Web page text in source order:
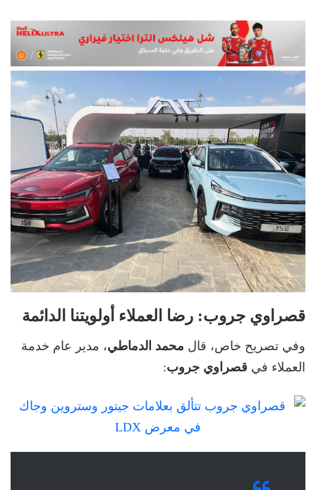
قصراوي جروب: رضا العملاء أولويتنا الدائمة
وفي تصريح خاص، قال محمد الدماطي، مدير عام خدمة
العملاء في قصراوي جروب: